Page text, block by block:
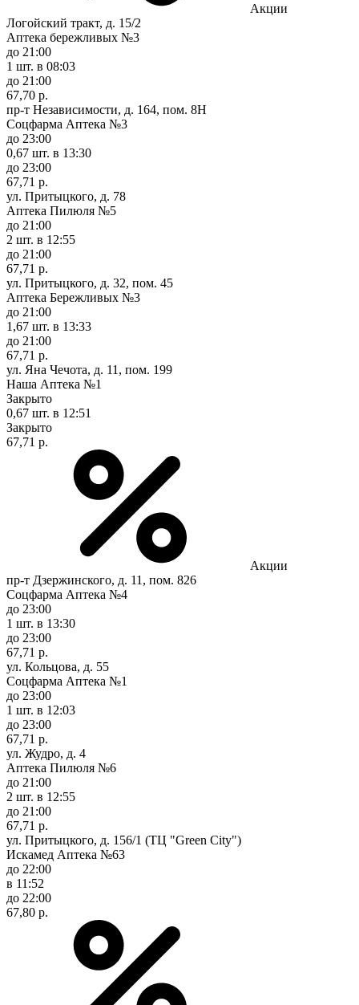
Акции
Логойский тракт, д. 15/2
Аптека бережливых №3
до 21:00
1 шт. в 08:03
до 21:00
67,70 р.
пр-т Независимости, д. 164, пом. 8Н
Соцфарма Аптека №3
до 23:00
0,67 шт. в 13:30
до 23:00
67,71 р.
ул. Притыцкого, д. 78
Аптека Пилюля №5
до 21:00
2 шт. в 12:55
до 21:00
67,71 р.
ул. Притыцкого, д. 32, пом. 45
Аптека Бережливых №3
до 21:00
1,67 шт. в 13:33
до 21:00
67,71 р.
ул. Яна Чечота, д. 11, пом. 199
Наша Аптека №1
Закрыто
0,67 шт. в 12:51
Закрыто
67,71 р.
Акции
пр-т Дзержинского, д. 11, пом. 826
Соцфарма Аптека №4
до 23:00
1 шт. в 13:30
до 23:00
67,71 р.
ул. Кольцова, д. 55
Соцфарма Аптека №1
до 23:00
1 шт. в 12:03
до 23:00
67,71 р.
ул. Жудро, д. 4
Аптека Пилюля №6
до 21:00
2 шт. в 12:55
до 21:00
67,71 р.
ул. Притыцкого, д. 156/1 (ТЦ "Green City")
Искамед Аптека №63
до 22:00
в 11:52
до 22:00
67,80 р.